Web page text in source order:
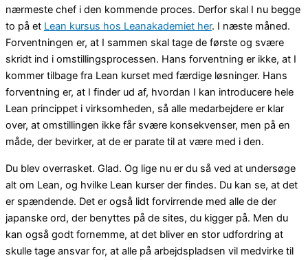
nærmeste chef i den kommende proces. Derfor skal I nu begge
to på et Lean kursus hos Leanakademiet her. I næste måned.
Forventningen er, at I sammen skal tage de første og svære
skridt ind i omstillingsprocessen. Hans forventning er ikke, at I
kommer tilbage fra Lean kurset med færdige løsninger. Hans
forventning er, at I finder ud af, hvordan I kan introducere hele
Lean princippet i virksomheden, så alle medarbejdere er klar
over, at omstillingen ikke får svære konsekvenser, men på en
måde, der bevirker, at de er parate til at være med i den.
Du blev overrasket. Glad. Og lige nu er du så ved at undersøge
alt om Lean, og hvilke Lean kurser der findes. Du kan se, at det
er spændende. Det er også lidt forvirrende med alle de der
japanske ord, der benyttes på de sites, du kigger på. Men du
kan også godt fornemme, at det bliver en stor udfordring at
skulle tage ansvar for, at alle på arbejdspladsen vil medvirke til